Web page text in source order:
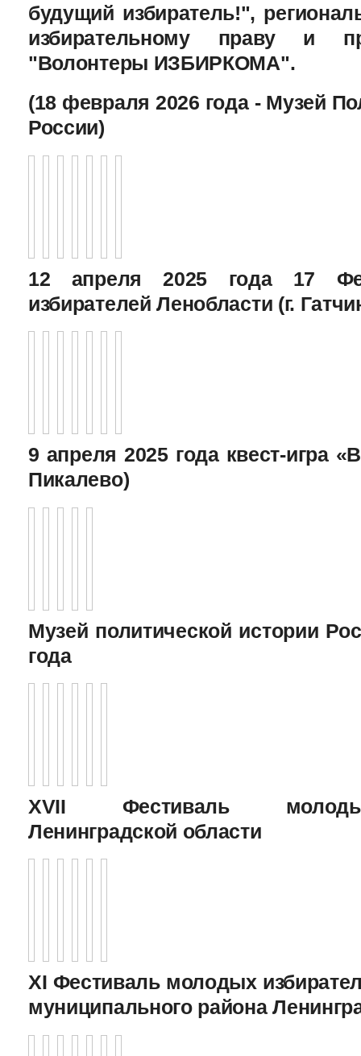
будущий избиратель!",
избирательному праву и
"Волонтеры ИЗБИРКОМА".
(18 февраля 2026 года - Музей
России)
12 апреля 2025 года 17
избирателей Ленобласти (г.
9 апреля 2025 года квест-игра
Пикалево)
Музей политической истории
года
XVII Фестиваль
Ленинградской области
XI Фестиваль молодых
муниципального района